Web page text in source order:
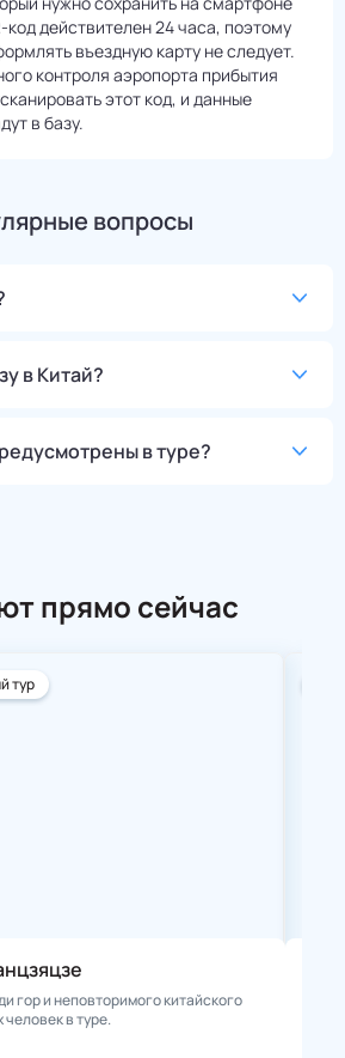
код действителен 24 часа, поэтому
въездную карту не следует.
контроля аэропорта прибытия
этот код, и данные
в базу.
вопросы
в Китай?
в туре?
прямо сейчас
тур
гор и неповторимого китайского
в туре.